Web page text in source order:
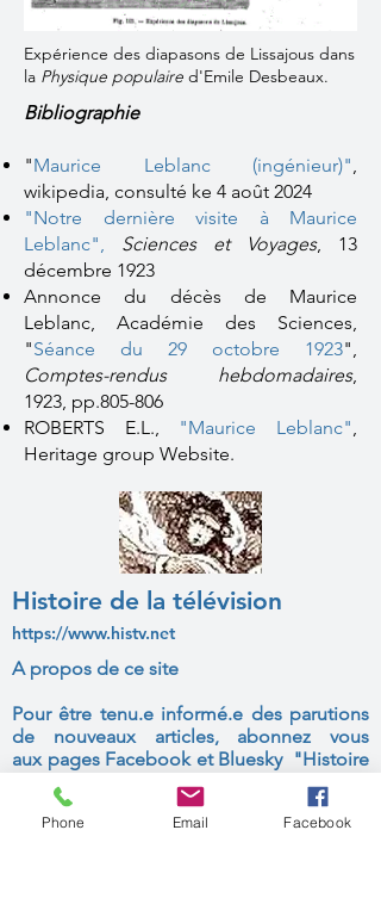
Expérience des diapasons de Lissajous dans
la Physique populaire d'Emile Desbeaux.
Bibliographie
"Maurice Leblanc (ingénieur)",
wikipedia, consulté ke 4 août 2024
"Notre dernière visite à Maurice
Leblanc",
Sciences et Voyages, 13
décembre 1923
Annonce du décès de Maurice
Leblanc, Académie des Sciences,
"Séance du 29 octobre 1923",
Comptes-rendus hebdomadaires,
1923, pp.805-806
ROBERTS E.L., "Maurice Leblanc",
Heritage group Website.
Histoire de la télévision
https://www.histv.net
A propos de ce site
Pour être tenu.e informé.e des parutions
de nouveaux articles, abonnez vous
aux pages Facebook et Bluesky "Histoire
de la télévision"
1999-2026
by André Lange.
Phone Email Facebook